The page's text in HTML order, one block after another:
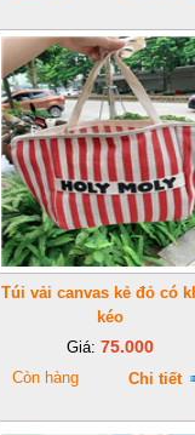
Túi vải canvas kẻ đỏ có
kéo
Giá: 75.000
Còn hàng Chi tiết